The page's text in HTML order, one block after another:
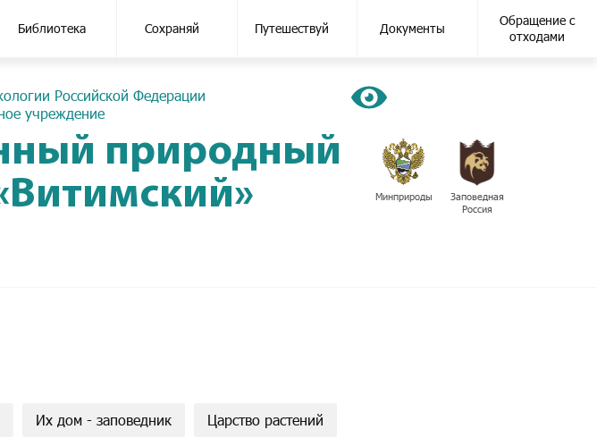
Российской Федерации
учреждение
природный
Заповедная
Россия
Минприроды
Библиотека Сохраняй Путешествуй Документы
Обращение с
отходами
Их дом - заповедник Царство растений